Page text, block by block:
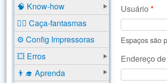
Usuário*
Espaços são
Endereço
🧠 Know-how
🕵️‍♂️ Caça-fantasmas
⚙️ Config Impressoras
💥 Erros
👨‍🎓 Aprenda